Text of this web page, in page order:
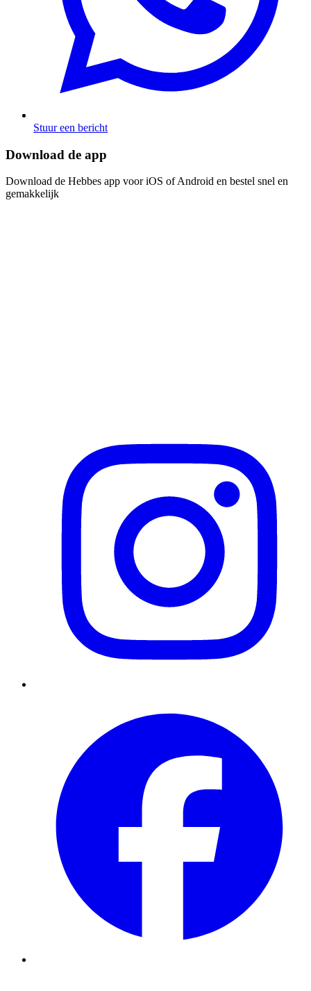
Stuur een bericht
Download de app​​​​‌ ‍ ​‍​‍‌‍ ‌ ​‍‌‍‍‌‌‍‌ ‌‍‍‌‌‍ ‍​‍​‍​ ‍‍​‍​‍‌ ​ ‌‍​‌‌‍ ‍‌‍‍‌‌ ‌​‌ ‍‌​‍ ‍‌‍‍‌‌‍ ​‍​‍​‍ ​​‍​‍‌‍‍​‌ ​‍‌‍‌‌‌‍‌‍​‍​‍​ ‍‍​‍​‍‌‍‍​‌ ‌​‌ ‌​‌ ​​​ ‍‍​‍ ​‍ ‌‍ ​‌‍ ‌‍​ ‌‍​‌‌‍ ​‌‍‍​‌‍ ‌ ​ ‌ ‌​​ ‍‍​ ​ ​ ​ ​ ​ ​ ​ ​‍ ‌‍‍‌‌‍ ‍‌ ‌​‌‍‌‌‌‍ ‍‌ ‌​​‍ ‌‍‌‌‌‍‌​‌‍‍‌‌ ‌​​‍ ‌‍ ‌‌‍ ‌‍‌​‌‍‌‌​ ‌‌ ​​‌ ​‍‌‍‌‌‌ ​ ‌‍‌‌‌‍ ‍‌ ‌​‌‍​‌‌ ‌​‌‍‍‌‌‍ ‌‍ ‍​ ‍ ‌‍‍‌‌‍‌​​ ‌‌‍‌ ‌‍ ​‌‍ ‌‍​‍‌‍​‌‌‍ ​​ ‍ ‌ ‌​‌ ‍‌‌ ​​‌‍‌‌​ ‌‌‍‌ ‌‍ ​‌‍ ‌‍​‍‌‍​‌‌‍ ​​ ‍ ‌ ​​‌‍​‌‌ ‌​‌‍‍​​ ‌‌‍‌‍‌‍ ‌‍ ‌ ‌​‌‍‌‌‌ ​‍​‍ ‍‌‍​‌‌ ​​‌ ​​‌​‌​‌‍ ‌ ‌ ‌‍ ‍‌‍ ​‌‍ ‌‍​‌‌‍‌​​‍ ‍‌ ‌​‌‍‍‌‌ ‌​‌‍ ​‌‍‌‌​ ‌‍​‍‌‍​‌‌ ​ ‌‍‌‌‌‌‌‌‌ ​‍‌‍ ​​ ‌‌‍‍​‌ ‌​‌ ‌​‌ ​​​‍‌‌​ ​ ‌​​‌​‍‌‌​ ​‍‌​‌‍​‍‌‌​ ​‍‌​‌‍‌‍ ​‌‍ ‌‍​ ‌‍​‌‌‍ ​‌‍‍​‌‍ ‌ ​ ‌ ‌​​‍‌‌​ ​ ‌​​‌​ ​ ​ ​ ​ ​ ​ ​ ​‍‌‍‌‍‍‌‌‍‌​​ ‌‌‍‌ ‌‍ ​‌‍ ‌‍​‍‌‍​‌‌‍ ​​‍‌‍‌ ‌​‌ ‍‌‌ ​​‌‍‌‌​ ‌‌‍‌ ‌‍ ​‌‍ ‌‍​‍‌‍​‌‌‍ ​​‍‌‍‌ ​​‌‍​‌‌ ‌​‌‍‍​​ ‌‌‍‌‍‌‍ ‌‍ ‌ ‌​‌‍‌‌‌ ​‍​‍ ‍‌‍​‌‌ ​​‌ ​​‌​‌​‌‍ ‌ ‌ ‌‍ ‍‌‍ ​‌‍ ‌‍​‌‌‍‌​​‍ ‍‌ ‌​‌‍‍‌‌ ‌​‌‍ ​‌‍‌‌​‍‌‍‌ ​​‌‍‌‌‌ ​‍‌ ​ ‌ ​​‌‍‌‌‌‍​ ‌ ‌​‌‍‍‌‌ ‌‍‌‍‌‌​ ‌‌ ​​‌ ‌‌‌‍​‍‌‍ ​‌‍‍‌‌ ​ ‌‍‍​‌‍‌‌‌‍‌​​‍​‍‌ ‌
Download de Hebbes app voor iOS of Android en bestel snel en
gemakkelijk​​​​‌ ‍ ​‍​‍‌‍ ‌ ​‍‌‍‍‌‌‍‌ ‌‍‍‌‌‍ ‍​‍​‍​ ‍‍​‍​‍‌ ​ ‌‍​‌‌‍ ‍‌‍‍‌‌ ‌​‌ ‍‌​‍ ‍‌‍‍‌‌‍ ​‍​‍​‍ ​​‍​‍‌‍‍​‌ ​‍‌‍‌‌‌‍‌‍​‍​‍​ ‍‍​‍​‍‌‍‍​‌ ‌​‌ ‌​‌ ​​​ ‍‍​‍ ​‍ ‌‍ ​‌‍ ‌‍​ ‌‍​‌‌‍ ​‌‍‍​‌‍ ‌ ​ ‌ ‌​​ ‍‍​ ​ ​ ​ ​ ​ ​ ​ ​‍ ‌‍‍‌‌‍ ‍‌ ‌​‌‍‌‌‌‍ ‍‌ ‌​​‍ ‌‍‌‌‌‍‌​‌‍‍‌‌ ‌​​‍ ‌‍ ‌‌‍ ‌‍‌​‌‍‌‌​ ‌‌ ​​‌ ​‍‌‍‌‌‌ ​ ‌‍‌‌‌‍ ‍‌ ‌​‌‍​‌‌ ‌​‌‍‍‌‌‍ ‌‍ ‍​ ‍ ‌‍‍‌‌‍‌​​ ‌‌‍‌ ‌‍ ​‌‍ ‌‍​‍‌‍​‌‌‍ ​​ ‍ ‌ ‌​‌ ‍‌‌ ​​‌‍‌‌​ ‌‌‍‌ ‌‍ ​‌‍ ‌‍​‍‌‍​‌‌‍ ​​ ‍ ‌ ​​‌‍​‌‌ ‌​‌‍‍​​ ‌‌‍‌‍‌‍ ‌‍ ‌ ‌​‌‍‌‌‌ ​‍​‍ ‍‌‍​‌‌ ​​‌ ​​‌​‌​‌‍ ‌ ‌ ‌‍ ‍‌‍ ​‌‍ ‌‍​‌‌‍‌​​‍ ‍‌‍‌​‌‍‌‌‌ ​ ‌‍​ ‌ ​‍‌‍‍‌‌ ​​‌ ‌​‌‍‍‌‌‍ ‌‍ ‍​ ‌‍​‍‌‍​‌‌ ​ ‌‍‌‌‌‌‌‌‌ ​‍‌‍ ​​ ‌‌‍‍​‌ ‌​‌ ‌​‌ ​​​‍‌‌​ ​ ‌​​‌​‍‌‌​ ​‍‌​‌‍​‍‌‌​ ​‍‌​‌‍‌‍ ​‌‍ ‌‍​ ‌‍​‌‌‍ ​‌‍‍​‌‍ ‌ ​ ‌ ‌​​‍‌‌​ ​ ‌​​‌​ ​ ​ ​ ​ ​ ​ ​ ​‍‌‍‌‍‍‌‌‍‌​​ ‌‌‍‌ ‌‍ ​‌‍ ‌‍​‍‌‍​‌‌‍ ​​‍‌‍‌ ‌​‌ ‍‌‌ ​​‌‍‌‌​ ‌‌‍‌ ‌‍ ​‌‍ ‌‍​‍‌‍​‌‌‍ ​​‍‌‍‌ ​​‌‍​‌‌ ‌​‌‍‍​​ ‌‌‍‌‍‌‍ ‌‍ ‌ ‌​‌‍‌‌‌ ​‍​‍ ‍‌‍​‌‌ ​​‌ ​​‌​‌​‌‍ ‌ ‌ ‌‍ ‍‌‍ ​‌‍ ‌‍​‌‌‍‌​​‍ ‍‌‍‌​‌‍‌‌‌ ​ ‌‍​ ‌ ​‍‌‍‍‌‌ ​​‌ ‌​‌‍‍‌‌‍ ‌‍ ‍​‍‌‍‌ ​​‌‍‌‌‌ ​‍‌ ​ ‌ ​​‌‍‌‌‌‍​ ‌ ‌​‌‍‍‌‌ ‌‍‌‍‌‌​ ‌‌ ​​‌ ‌‌‌‍​‍‌‍ ​‌‍‍‌‌ ​ ‌‍‍​‌‍‌‌‌‍‌​​‍​‍‌ ‌